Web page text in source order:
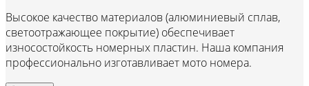
Высокое качество материалов (алюминиевый сплав,
светоотражающее покрытие) обеспечивает
износостойкость номерных пластин. Наша компания
профессионально изготавливает мото номера.